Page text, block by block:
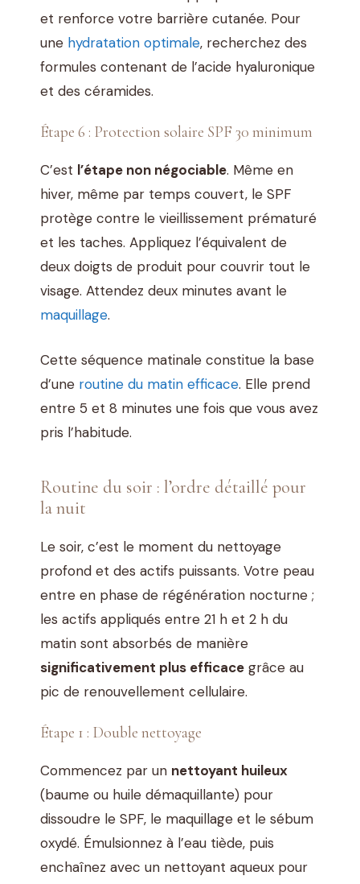
et renforce votre barrière cutanée. Pour
une hydratation optimale, recherchez des
formules contenant de l’acide hyaluronique
et des céramides.
Étape 6 : Protection solaire SPF 30 minimum
C’est l’étape non négociable. Même en
hiver, même par temps couvert, le SPF
protège contre le vieillissement prématuré
et les taches. Appliquez l’équivalent de
deux doigts de produit pour couvrir tout le
visage. Attendez deux minutes avant le
maquillage.
Cette séquence matinale constitue la base
d’une routine du matin efficace. Elle prend
entre 5 et 8 minutes une fois que vous avez
pris l’habitude.
Routine du soir : l’ordre détaillé pour
la nuit
Le soir, c’est le moment du nettoyage
profond et des actifs puissants. Votre peau
entre en phase de régénération nocturne ;
les actifs appliqués entre 21 h et 2 h du
matin sont absorbés de manière
significativement plus efficace grâce au
pic de renouvellement cellulaire.
Étape 1 : Double nettoyage
Commencez par un nettoyant huileux
(baume ou huile démaquillante) pour
dissoudre le SPF, le maquillage et le sébum
oxydé. Émulsionnez à l’eau tiède, puis
enchaînez avec un nettoyant aqueux pour